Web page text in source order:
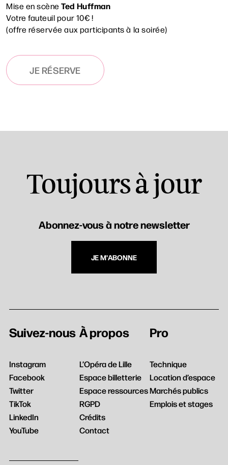
Mise en scèneTed Huffman
Votre fauteuil pour 10€ !
(offre réservée aux participants à la soirée)
JE RÉSERVE
Toujours à jour
Abonnez-vous à notre newsletter
JE M'ABONNE
Suivez-nous
Instagram
Facebook
Twitter
TikTok
LinkedIn
YouTube
À propos
L’Opéra de Lille
Espace billetterie
Espace ressources
RGPD
Crédits
Contact
Pro
Technique
Location d’espace
Marchés publics
Emplois et stages